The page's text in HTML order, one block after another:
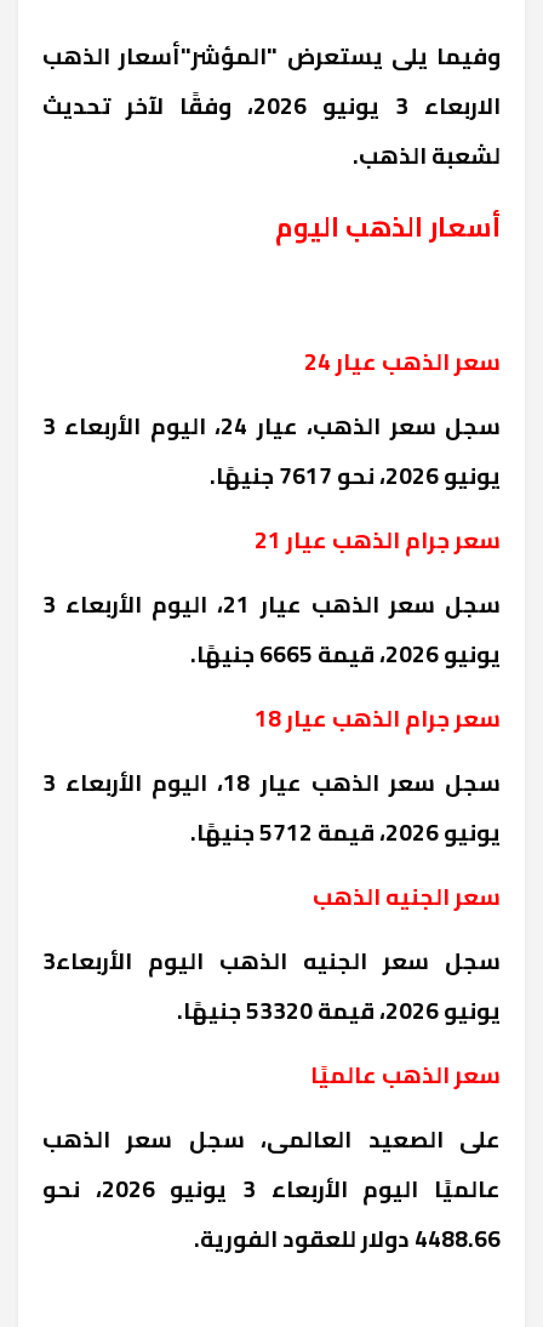
وفيما يلى يستعرض "المؤشر"أسعار الذهب
الاربعاء 3 يونيو 2026، وفقًا لآخر تحديث
لشعبة الذهب.
أسعار الذهب اليوم
سعر الذهب عيار 24
سجل سعر الذهب، عيار 24، اليوم الأربعاء 3
يونيو 2026، نحو 7617 جنيهًا.
سعر جرام الذهب عيار 21
سجل سعر الذهب عيار 21، اليوم الأربعاء 3
يونيو 2026، قيمة 6665 جنيهًا.
سعر جرام الذهب عيار 18
سجل سعر الذهب عيار 18، اليوم الأربعاء 3
يونيو 2026، قيمة 5712 جنيهًا.
سعر الجنيه الذهب
سجل سعر الجنيه الذهب اليوم الأربعاء3
يونيو 2026، قيمة 53320 جنيهًا.
سعر الذهب عالميًا
على الصعيد العالمى، سجل سعر الذهب
عالميًا اليوم الأربعاء 3 يونيو 2026، نحو
4488.66 دولار للعقود الفورية.